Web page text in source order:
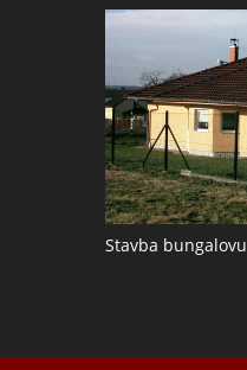
Stavba bungalovu